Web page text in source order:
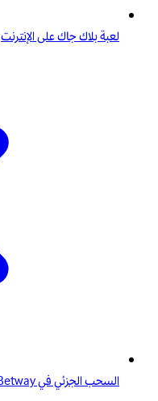
لعبة بلاك جاك على الإنترنت
السحب الجزئي في Betway وتسجيل الدخول: تحكم كامل ووصول آمن